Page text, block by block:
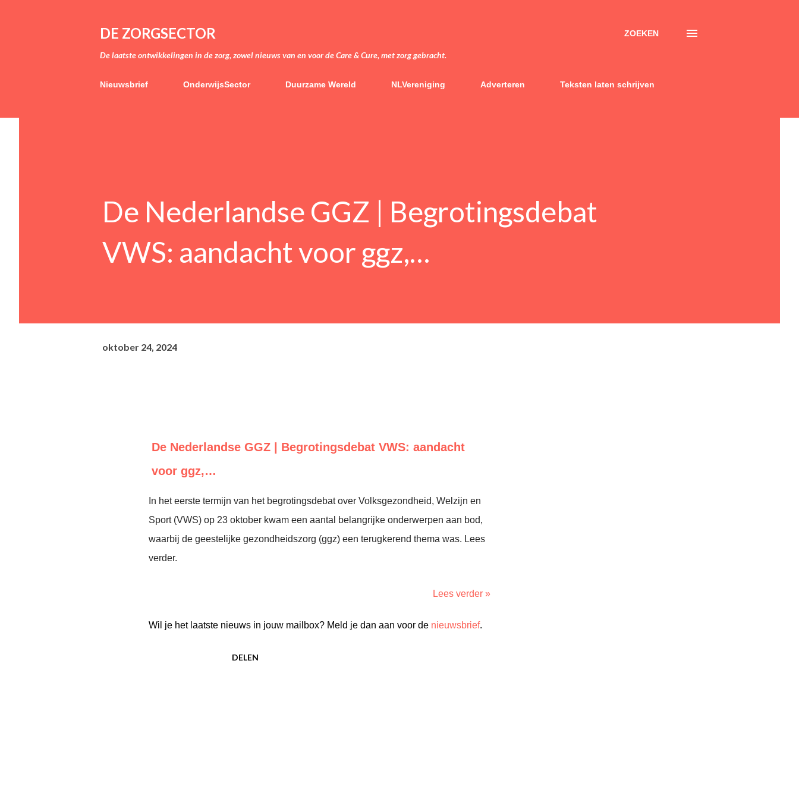
DE ZORGSECTOR
De laatste ontwikkelingen in de zorg, zowel nieuws van en voor de Care & Cure, met zorg gebracht.
ZOEKEN
Nieuwsbrief OnderwijsSector Duurzame Wereld NLVereniging Adverteren Teksten laten schrijven
De Nederlandse GGZ | Begrotingsdebat
VWS: aandacht voor ggz,…
oktober 24, 2024
De Nederlandse GGZ | Begrotingsdebat VWS: aandacht
voor ggz,…
In het eerste termijn van het begrotingsdebat over Volksgezondheid, Welzijn en
Sport (VWS) op 23 oktober kwam een aantal belangrijke onderwerpen aan bod,
waarbij de geestelijke gezondheidszorg (ggz) een terugkerend thema was. Lees
verder.
Lees verder »
Wil je het laatste nieuws in jouw mailbox? Meld je dan aan voor de nieuwsbrief.
DELEN